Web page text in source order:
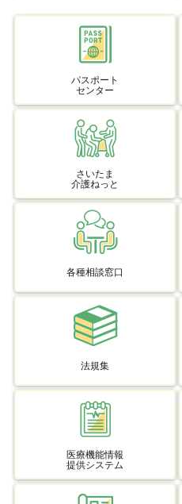
パスポート
センター
さいたま
介護ねっと
各種相談窓口
法規集
医療機能情報
提供システム